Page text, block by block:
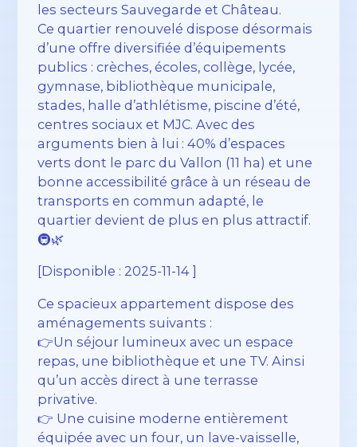
les secteurs Sauvegarde et Château.
Ce quartier renouvelé dispose désormais
d’une offre diversifiée d’équipements
publics : crèches, écoles, collège, lycée,
gymnase, bibliothèque municipale,
stades, halle d’athlétisme, piscine d’été,
centres sociaux et MJC. Avec des
arguments bien à lui : 40% d’espaces
verts dont le parc du Vallon (11 ha) et une
bonne accessibilité grâce à un réseau de
transports en commun adapté, le
quartier devient de plus en plus attractif.
🚇🌿
[Disponible : 2025-11-14 ]
Ce spacieux appartement dispose des
aménagements suivants :
👉Un séjour lumineux avec un espace
repas, une bibliothèque et une TV. Ainsi
qu’un accès direct à une terrasse
privative.
👉 Une cuisine moderne entièrement
équipée avec un four, un lave-vaisselle,